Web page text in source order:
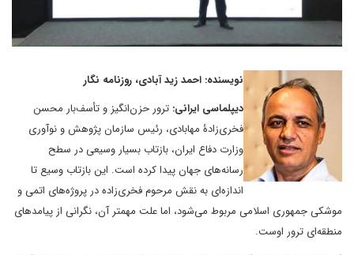
نویسنده: احمد زید آبادی، روزنامه نگار
دیپلماسی ایرانی: ترور حزن‌انگیز و تأسف‌بار محسن
فخری‌زادۀ مهابادی، رئیس سازمان پژوهش و نوآوری
وزارت دفاع ایران، بازتاب بسیار وسیعی در سطح
رسانه‌های جهان پیدا کرده است. این بازتاب وسیع تا
اندازه‌ای به نقش مرحوم فخری‌زاده در پروژه‌های اتمی و
موشکی جمهوری اسلامی مربوط می‌شود، اما علت مهمتر آن، نگرانی از پیامدهای
منطقه‌ای ترور اوست.